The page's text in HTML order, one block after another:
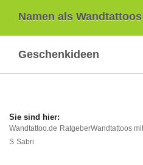
Namen als Wandtattoos
Geschenkideen
Wandtattoo.de RatgeberWandtattoos
S Sabri